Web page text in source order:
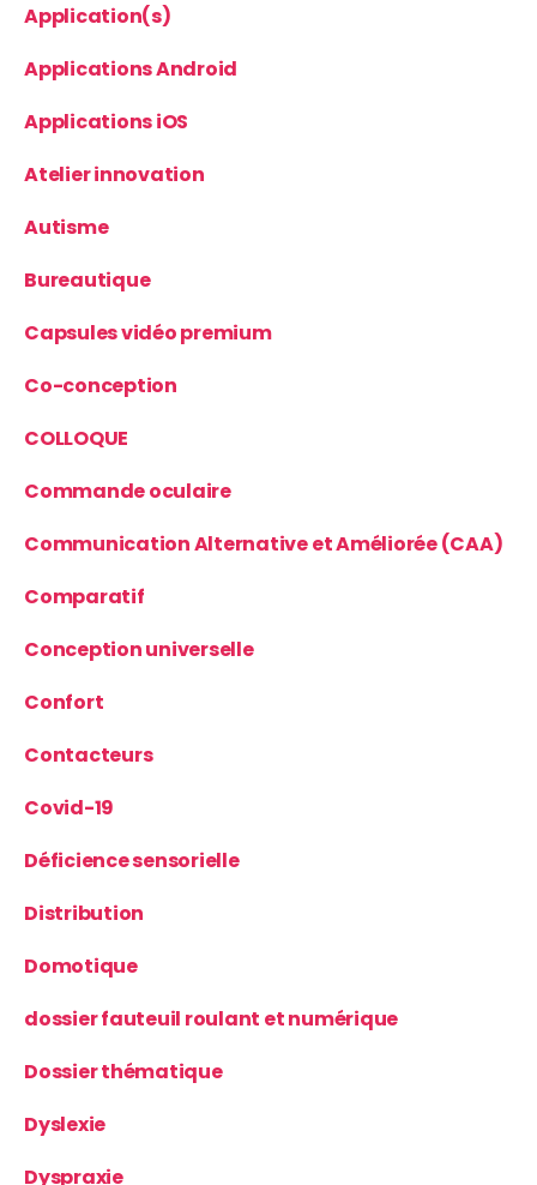
Application(s)
Applications Android
Applications iOS
Atelier innovation
Autisme
Bureautique
Capsules vidéo premium
Co-conception
COLLOQUE
Commande oculaire
Communication Alternative et Améliorée (CAA)
Comparatif
Conception universelle
Confort
Contacteurs
Covid-19
Déficience sensorielle
Distribution
Domotique
dossier fauteuil roulant et numérique
Dossier thématique
Dyslexie
Dyspraxie